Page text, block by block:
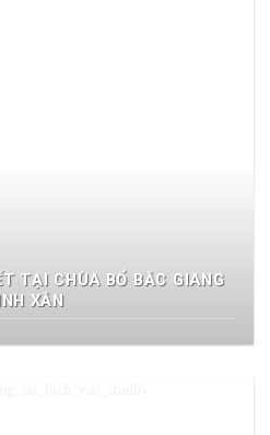
TẠI CHÙA BỔ BẮC GIANG
XẮN